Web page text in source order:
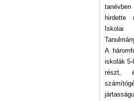
hirdette
Iskolai
A
iskolák
részt,